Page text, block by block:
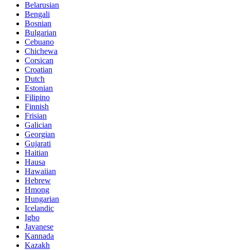
Belarusian
Bengali
Bosnian
Bulgarian
Cebuano
Chichewa
Corsican
Croatian
Dutch
Estonian
Filipino
Finnish
Frisian
Galician
Georgian
Gujarati
Haitian
Hausa
Hawaiian
Hebrew
Hmong
Hungarian
Icelandic
Igbo
Javanese
Kannada
Kazakh